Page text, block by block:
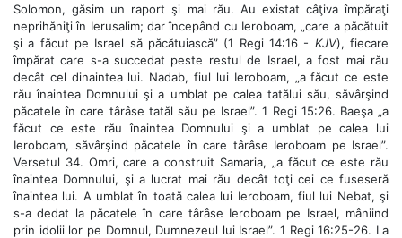
Solomon, găsim un raport şi mai rău. Au existat câţiva împăraţi
neprihăniţi în Ierusalim; dar începând cu Ieroboam, „care a păcătuit
şi a făcut pe Israel să păcătuiască” (1 Regi 14:16 - KJV), fiecare
împărat care s-a succedat peste restul de Israel, a fost mai rău
decât cel dinaintea lui. Nadab, fiul lui Ieroboam, „a făcut ce este
rău înaintea Domnului şi a umblat pe calea tatălui său, săvârşind
păcatele în care târâse tatăl său pe Israel”. 1 Regi 15:26. Baeşa „a
făcut ce este rău înaintea Domnului şi a umblat pe calea lui
Ieroboam, săvârşind păcatele în care târâse Ieroboam pe Israel”.
Versetul 34. Omri, care a construit Samaria, „a făcut ce este rău
înaintea Domnului, şi a lucrat mai rău decât toţi cei ce fuseseră
înaintea lui. A umblat în toată calea lui Ieroboam, fiul lui Nebat, şi
s-a dedat la păcatele în care târâse Ieroboam pe Israel, mâniind
prin idolii lor pe Domnul, Dumnezeul lui Israel”. 1 Regi 16:25-26. La